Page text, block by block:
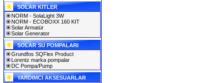
SOLAR KITLER
NORM - SolaLight 3W
NORM - ECOBOXX 160 KIT
Solar Armatür
Solar Generator
SOLAR SU POMPALARI
Grundfos SQFlex Product
Lorentz marka pompalar
DC Pompa/Pump
YARDIMCI AKSESUARLAR